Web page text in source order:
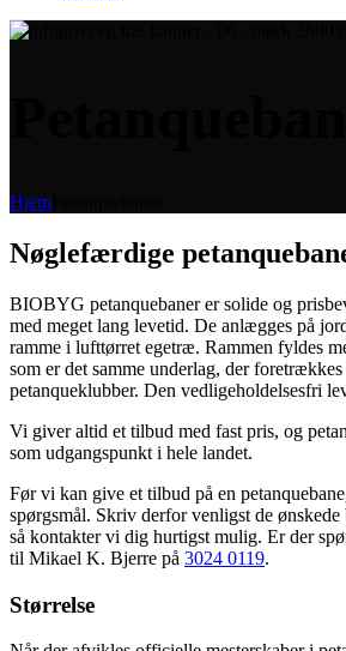
Hjem
Nøglefærdige
BIOBYG petanquebaner er solide og
med meget lang levetid. De anlægges på
ramme i lufttørret egetræ. Rammen fyldes
som er det samme underlag, der
petanqueklubber. Den vedligeholdelsesfri
Vi giver altid et tilbud med fast pris, og
som udgangspunkt i hele landet.
Før vi kan give et tilbud på en
spørgsmål. Skriv derfor venligst de
så kontakter vi dig hurtigst mulig. Er der
til Mikael K. Bjerre på 3024 0119.
Størrelse